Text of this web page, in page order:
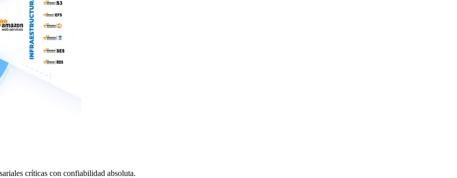
críticas con confiabilidad absoluta.